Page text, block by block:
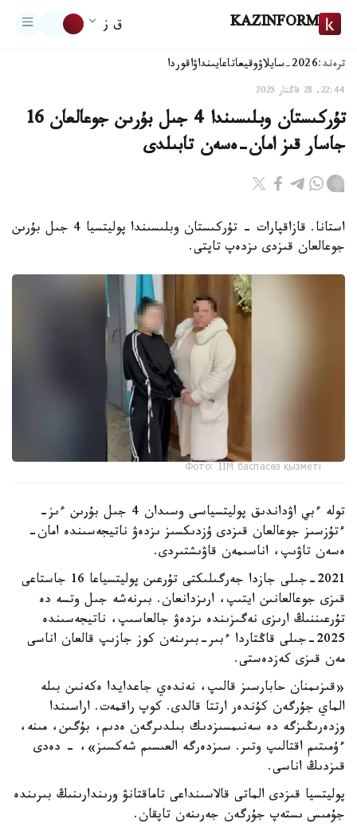
KAZINFORM ق ز
ترەند:2026-سايلاۋ وقيعاتاعايىنداۋاقوردا
22:44, 28 قاڭتار 2025
تۇركىستان وبلىسىندا 4 جىل بۇرىن جوعالعان 16
جاسار قىز امان-ەسەن تابىلدى
استانا. قازاقپارات - تۇركىستان وبلىسىندا پوليتسيا 4 جىل بۇرىن
جوعالعان قىزدى ىزدەپ تاپتى.
Фото: ІІМ баспасөз қызметі
تولە ءبي اۋداندىق پوليتسياسى وسىدان 4 جىل بۇرىن ءىز-
ءتۇزسىز جوعالعان قىزدى ۇزدىكسىز ىزدەۋ ناتيجەسىندە امان-
ەسەن تاۋىپ، اناسىمەن قاۋىشتىردى.
2021-جىلى جازدا جەرگىلىكتى تۇرعىن پوليتسياعا 16 جاستاعى
قىزى جوعالعانىن ايتىپ، ارىزدانعان. بىرنەشە جىل وتسە دە
تۇرعىننىڭ ارىزى نەگىزىندە ىزدەۋ جالعاسىپ، ناتيجەسىندە
2025-جىلى قاڭتاردا ءبىر-بىرىنەن كوز جازىپ قالعان اناسى
مەن قىزى كەزدەستى.
«قىزىمنان حابارسىز قالىپ، نەندەي جاعدايدا ەكەنىن بىلە
الماي جۇرگەن كۇندەر ارتتا قالدى. كوپ راقمەت. اراسىندا
وزدەرىڭىزگە دە سەنىمسىزدىك بىلدىرگەن ەدىم، بۇگىن، مىنە،
ءۇمىتىم اقتالىپ وتىر. سىزدەرگە العىسىم شەكسىز»، - دەدى
قىزدىڭ اناسى.
پوليتسيا قىزدى الماتى قالاسىنداعى تاماقتانۋ ورىندارىنىڭ بىرىندە
جۇمىس ىستەپ جۇرگەن جەرىنەن تاپقان.